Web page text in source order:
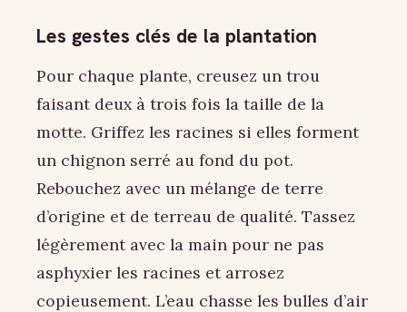
Les gestes clés de la plantation
Pour chaque plante, creusez un trou
faisant deux à trois fois la taille de la
motte. Griffez les racines si elles forment
un chignon serré au fond du pot.
Rebouchez avec un mélange de terre
d’origine et de terreau de qualité. Tassez
légèrement avec la main pour ne pas
asphyxier les racines et arrosez
copieusement. L’eau chasse les bulles d’air